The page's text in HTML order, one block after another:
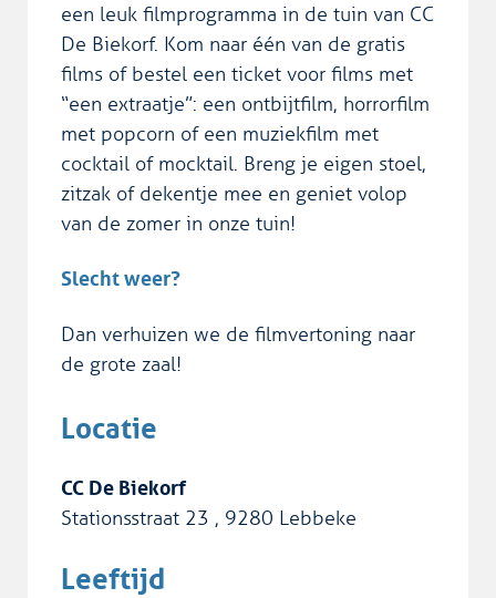
een leuk filmprogramma in de tuin van CC
De Biekorf. Kom naar één van de gratis
films of bestel een ticket voor films met
“een extraatje”: een ontbijtfilm, horrorfilm
met popcorn of een muziekfilm met
cocktail of mocktail. Breng je eigen stoel,
zitzak of dekentje mee en geniet volop
van de zomer in onze tuin!
Slecht weer?
Dan verhuizen we de filmvertoning naar
de grote zaal!
Locatie
CC De Biekorf
Stationsstraat 23 , 9280 Lebbeke
Leeftijd